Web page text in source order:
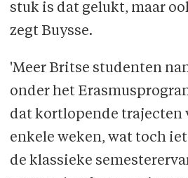
stuk is dat gelukt, maar
zegt Buysse.
'Meer Britse studenten
onder het
dat kortlopende trajecten
enkele weken, wat toch
de klassieke